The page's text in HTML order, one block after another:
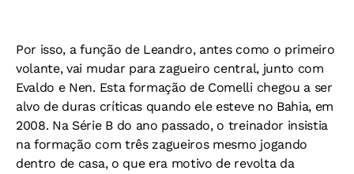
Por isso, a função de Leandro, antes como o primeiro
volante, vai mudar para zagueiro central, junto com
Evaldo e Nen. Esta formação de Comelli chegou a ser
alvo de duras críticas quando ele esteve no Bahia, em
2008. Na Série B do ano passado, o treinador insistia
na formação com três zagueiros mesmo jogando
dentro de casa, o que era motivo de revolta da